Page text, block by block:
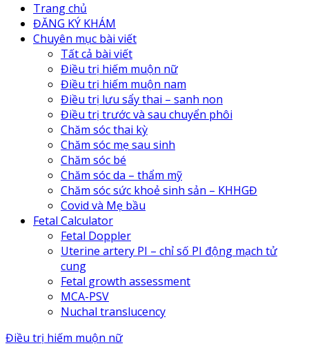
Trang chủ
ĐĂNG KÝ KHÁM
Chuyên mục bài viết
Tất cả bài viết
Điều trị hiếm muộn nữ
Điều trị hiếm muộn nam
Điều trị lưu sẩy thai – sanh non
Điều trị trước và sau chuyển phôi
Chăm sóc thai kỳ
Chăm sóc mẹ sau sinh
Chăm sóc bé
Chăm sóc da – thẩm mỹ
Chăm sóc sức khoẻ sinh sản – KHHGĐ
Covid và Mẹ bầu
Fetal Calculator
Fetal Doppler
Uterine artery PI – chỉ số PI động mạch tử
cung
Fetal growth assessment
MCA-PSV
Nuchal translucency
Điều trị hiếm muộn nữ